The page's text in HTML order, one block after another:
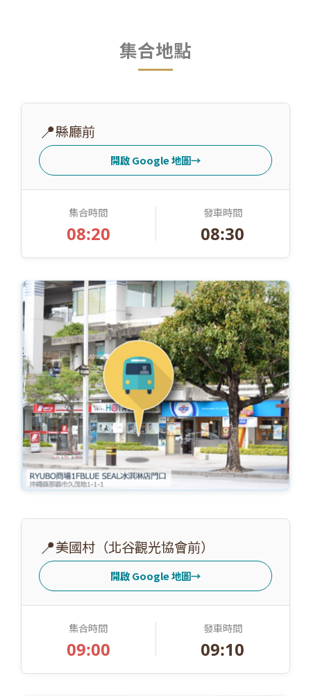
集合地點
📍縣廳前
開啟 Google 地圖→
集合時間
08:20
發車時間
08:30
📍美國村（北谷觀光協會前）
開啟 Google 地圖→
集合時間
09:00
發車時間
09:10